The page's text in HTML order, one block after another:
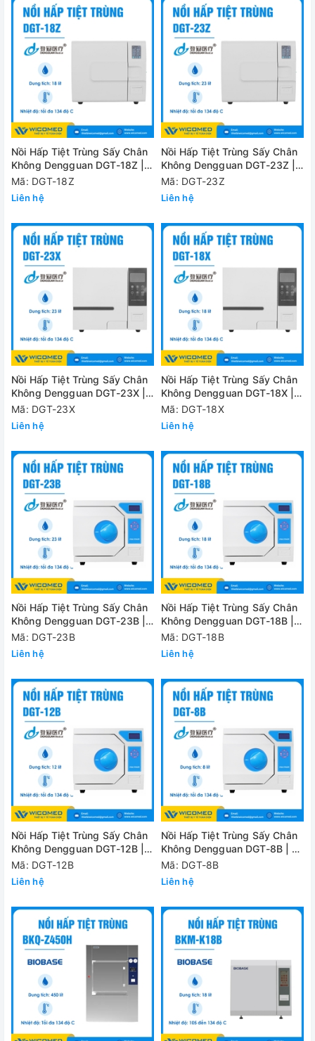
Nồi Hấp Tiệt Trùng Sấy Chân
Không Dengguan DGT-18Z |
18 Lít
Mã: DGT-18Z
Liên hệ
Nồi Hấp Tiệt Trùng Sấy Chân
Không Dengguan DGT-23Z |
23 Lít
Mã: DGT-23Z
Liên hệ
Nồi Hấp Tiệt Trùng Sấy Chân
Không Dengguan DGT-23X |
23 Lít
Mã: DGT-23X
Liên hệ
Nồi Hấp Tiệt Trùng Sấy Chân
Không Dengguan DGT-18X |
18 Lít
Mã: DGT-18X
Liên hệ
Nồi Hấp Tiệt Trùng Sấy Chân
Không Dengguan DGT-23B |
23 Lít
Mã: DGT-23B
Liên hệ
Nồi Hấp Tiệt Trùng Sấy Chân
Không Dengguan DGT-18B |
18 Lít
Mã: DGT-18B
Liên hệ
Nồi Hấp Tiệt Trùng Sấy Chân
Không Dengguan DGT-12B |
12 Lít
Mã: DGT-12B
Liên hệ
Nồi Hấp Tiệt Trùng Sấy Chân
Không Dengguan DGT-8B | 8
Lít
Mã: DGT-8B
Liên hệ